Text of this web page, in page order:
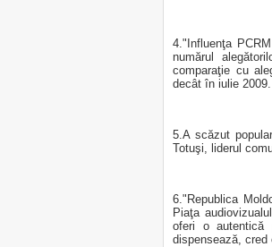
4."Influenţa
numărul
comparaţie cu
decât în iulie 2009.
5.A scăzut
Totuşi, liderul
6."Republica
Piaţa
oferi o autentică
dispensează, cred